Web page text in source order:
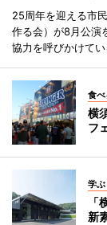
25周年を迎える市
作る会）が8月公演
協力を呼びかけてい
食べ
横
フ
学ぶ
新